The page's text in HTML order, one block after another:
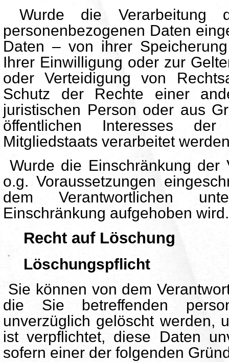
Wurde die Verarbeitung
personenbezogenen Daten
Daten – von ihrer
Ihrer Einwilligung oder zur
oder Verteidigung von
Schutz der Rechte einer
juristischen Person oder aus
öffentlichen Interesses
Mitgliedstaats verarbeitet
Wurde die Einschränkung der
o.g. Voraussetzungen
dem Verantwortlichen
Einschränkung aufgehoben wird.
Recht auf Löschung
Löschungspflicht
Sie können von dem
die Sie betreffenden
unverzüglich gelöscht werden,
ist verpflichtet, diese Daten
sofern einer der folgenden